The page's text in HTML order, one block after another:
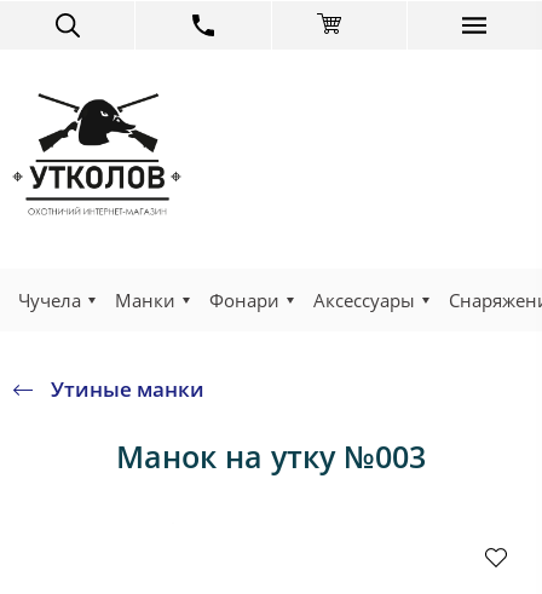
Чучела Манки Фонари Аксессуары
Утиные манки
Манок на утку №003